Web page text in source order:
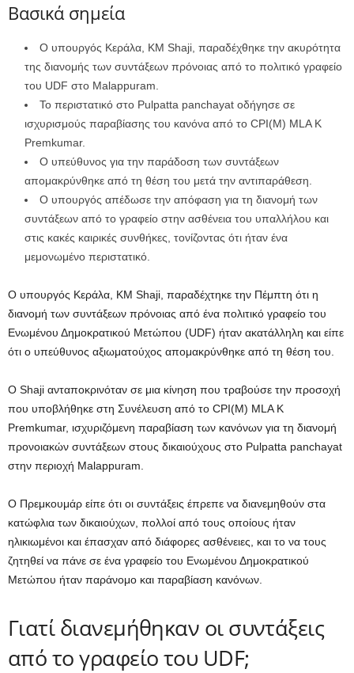
Βασικά σημεία
Ο υπουργός Κεράλα, KM Shaji, παραδέχθηκε την ακυρότητα
της διανομής των συντάξεων πρόνοιας από το πολιτικό γραφείο
του UDF στο Malappuram.
Το περιστατικό στο Pulpatta panchayat οδήγησε σε
ισχυρισμούς παραβίασης του κανόνα από το CPI(M) MLA K
Premkumar.
Ο υπεύθυνος για την παράδοση των συντάξεων
απομακρύνθηκε από τη θέση του μετά την αντιπαράθεση.
Ο υπουργός απέδωσε την απόφαση για τη διανομή των
συντάξεων από το γραφείο στην ασθένεια του υπαλλήλου και
στις κακές καιρικές συνθήκες, τονίζοντας ότι ήταν ένα
μεμονωμένο περιστατικό.
Ο υπουργός Κεράλα, KM Shaji, παραδέχτηκε την Πέμπτη ότι η
διανομή των συντάξεων πρόνοιας από ένα πολιτικό γραφείο του
Ενωμένου Δημοκρατικού Μετώπου (UDF) ήταν ακατάλληλη και είπε
ότι ο υπεύθυνος αξιωματούχος απομακρύνθηκε από τη θέση του.
Ο Shaji ανταποκρινόταν σε μια κίνηση που τραβούσε την προσοχή
που υποβλήθηκε στη Συνέλευση από το CPI(M) MLA K
Premkumar, ισχυριζόμενη παραβίαση των κανόνων για τη διανομή
προνοιακών συντάξεων στους δικαιούχους στο Pulpatta panchayat
στην περιοχή Malappuram.
Ο Πρεμκουμάρ είπε ότι οι συντάξεις έπρεπε να διανεμηθούν στα
κατώφλια των δικαιούχων, πολλοί από τους οποίους ήταν
ηλικιωμένοι και έπασχαν από διάφορες ασθένειες, και το να τους
ζητηθεί να πάνε σε ένα γραφείο του Ενωμένου Δημοκρατικού
Μετώπου ήταν παράνομο και παραβίαση κανόνων.
Γιατί διανεμήθηκαν οι συντάξεις
από το γραφείο του UDF;